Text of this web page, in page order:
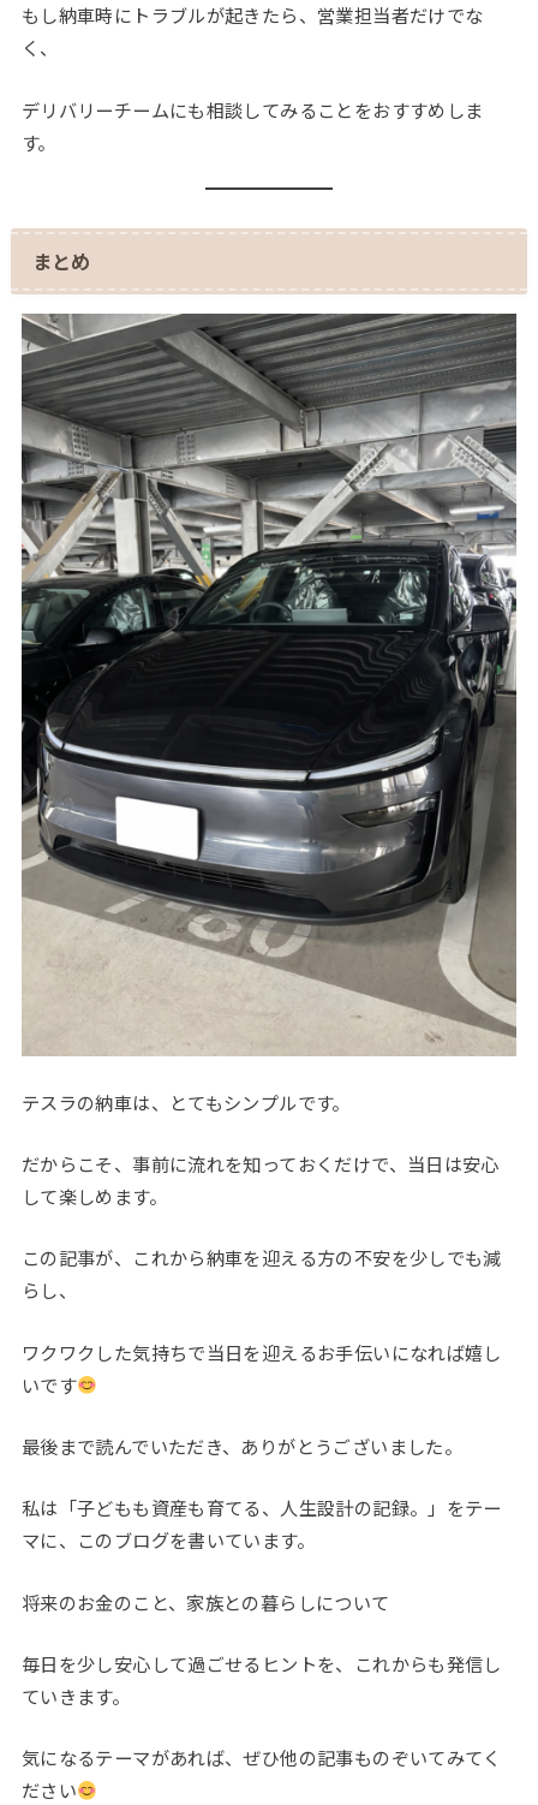
もし納車時にトラブルが起きたら、営業担当者だけでな
く、
デリバリーチームにも相談してみることをおすすめしま
す。
まとめ
テスラの納車は、とてもシンプルです。
だからこそ、事前に流れを知っておくだけで、当日は安心
して楽しめます。
この記事が、これから納車を迎える方の不安を少しでも減
らし、
ワクワクした気持ちで当日を迎えるお手伝いになれば嬉し
いです
最後まで読んでいただき、ありがとうございました。
私は「子どもも資産も育てる、人生設計の記録。」をテー
マに、このブログを書いています。
将来のお金のこと、家族との暮らしについて
毎日を少し安心して過ごせるヒントを、これからも発信し
ていきます。
気になるテーマがあれば、ぜひ他の記事ものぞいてみてく
ださい